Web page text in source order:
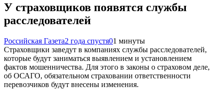
У страховщиков появятся службы
расследователей
Российская Газета2 года спустя01 минуты
Страховщики заведут в компаниях службы расследователей,
которые будут заниматься выявлением и установлением
фактов мошенничества. Для этого в законы о страховом деле,
об ОСАГО, обязательном страховании ответственности
перевозчиков будут внесены изменения.